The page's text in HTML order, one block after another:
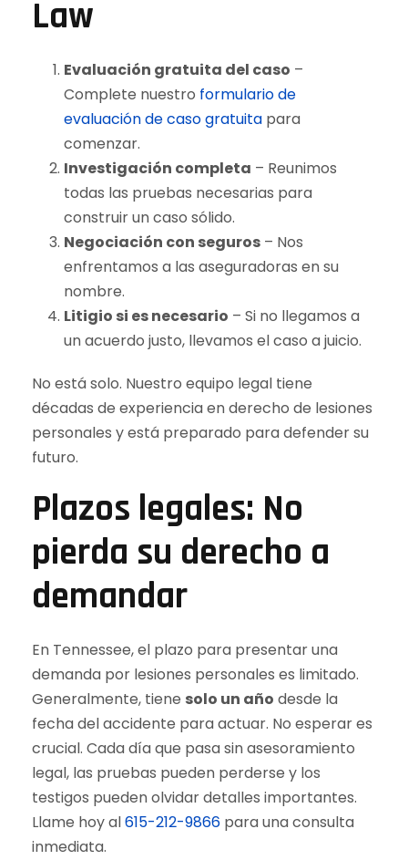
Law
Evaluación gratuita del caso –
Complete nuestro formulario de
evaluación de caso gratuita para
comenzar.
Investigación completa – Reunimos
todas las pruebas necesarias para
construir un caso sólido.
Negociación con seguros – Nos
enfrentamos a las aseguradoras en su
nombre.
Litigio si es necesario – Si no llegamos a
un acuerdo justo, llevamos el caso a juicio.
No está solo. Nuestro equipo legal tiene
décadas de experiencia en derecho de lesiones
personales y está preparado para defender su
futuro.
Plazos legales: No
pierda su derecho a
demandar
En Tennessee, el plazo para presentar una
demanda por lesiones personales es limitado.
Generalmente, tiene solo un año desde la
fecha del accidente para actuar. No esperar es
crucial. Cada día que pasa sin asesoramiento
legal, las pruebas pueden perderse y los
testigos pueden olvidar detalles importantes.
Llame hoy al615-212-9866 para una consulta
inmediata.